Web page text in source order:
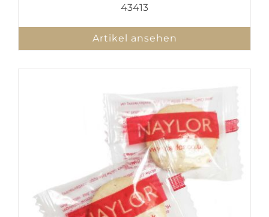
43413
Artikel ansehen